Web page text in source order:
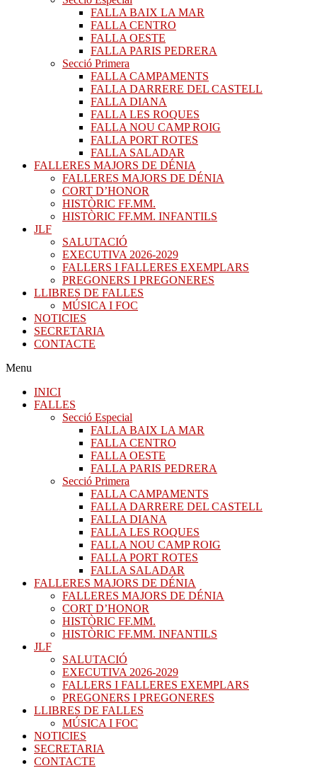
FALLA BAIX LA MAR
FALLA CENTRO
FALLA OESTE
FALLA PARIS PEDRERA
Secció Primera
FALLA CAMPAMENTS
FALLA DARRERE DEL CASTELL
FALLA DIANA
FALLA LES ROQUES
FALLA NOU CAMP ROIG
FALLA PORT ROTES
FALLA SALADAR
FALLERES MAJORS DE DÉNIA
FALLERES MAJORS DE DÉNIA
CORT D’HONOR
HISTÒRIC FF.MM.
HISTÒRIC FF.MM. INFANTILS
JLF
SALUTACIÓ
EXECUTIVA 2026-2029
FALLERS I FALLERES EXEMPLARS
PREGONERS I PREGONERES
LLIBRES DE FALLES
MÚSICA I FOC
NOTICIES
SECRETARIA
CONTACTE
Menu
INICI
FALLES
Secció Especial
FALLA BAIX LA MAR
FALLA CENTRO
FALLA OESTE
FALLA PARIS PEDRERA
Secció Primera
FALLA CAMPAMENTS
FALLA DARRERE DEL CASTELL
FALLA DIANA
FALLA LES ROQUES
FALLA NOU CAMP ROIG
FALLA PORT ROTES
FALLA SALADAR
FALLERES MAJORS DE DÉNIA
FALLERES MAJORS DE DÉNIA
CORT D’HONOR
HISTÒRIC FF.MM.
HISTÒRIC FF.MM. INFANTILS
JLF
SALUTACIÓ
EXECUTIVA 2026-2029
FALLERS I FALLERES EXEMPLARS
PREGONERS I PREGONERES
LLIBRES DE FALLES
MÚSICA I FOC
NOTICIES
SECRETARIA
CONTACTE